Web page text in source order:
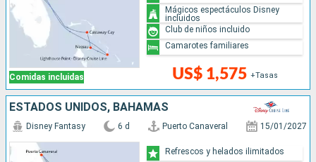
Comidas incluidas US$ 1,575 +Tasas
Mágicos espectáculos Disney
incluidos
Club de niños incluido
Camarotes familiares
ESTADOS UNIDOS, BAHAMAS
Disney Fantasy 6 d Puerto Canaveral 15/01/2027
Refrescos y helados ilimitados